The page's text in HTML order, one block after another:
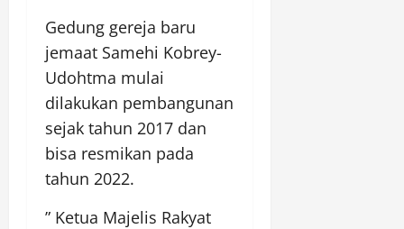
Gedung gereja baru
jemaat Samehi Kobrey-
Udohtma mulai
dilakukan pembangunan
sejak tahun 2017 dan
bisa resmikan pada
tahun 2022.
” Ketua Majelis Rakyat